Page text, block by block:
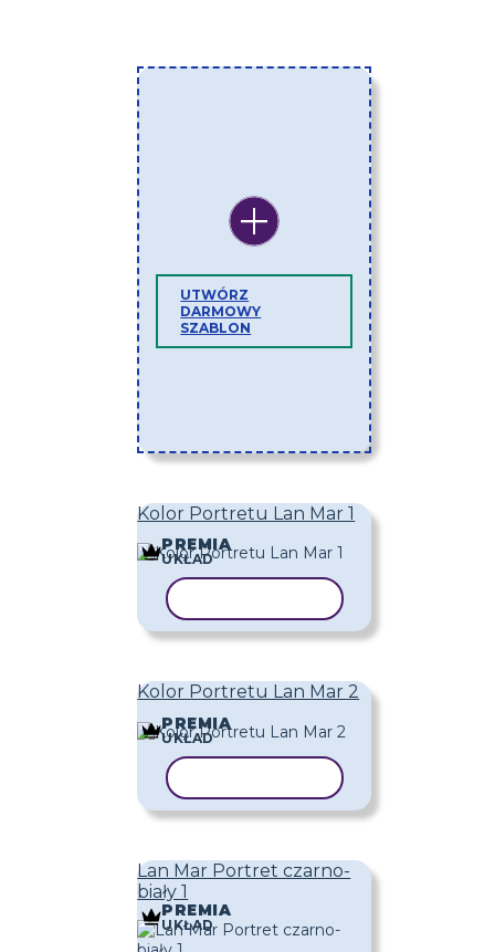
UTWÓRZ
DARMOWY
SZABLON
Kolor Portretu Lan Mar 1
PREMIA
UKŁAD
Kolor Portretu Lan Mar 2
PREMIA
UKŁAD
Lan Mar Portret czarno-
biały 1
PREMIA
UKŁAD